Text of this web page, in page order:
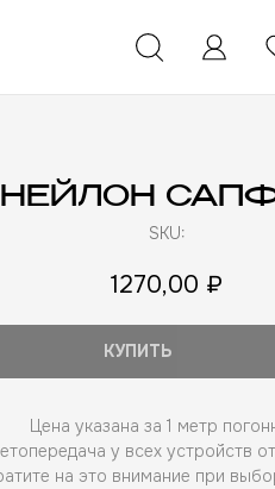
НЕЙЛОН
SKU:
1270,00 ₽
КУПИТЬ
Цена указана за 1 метр
у всех устройств
на это внимание при